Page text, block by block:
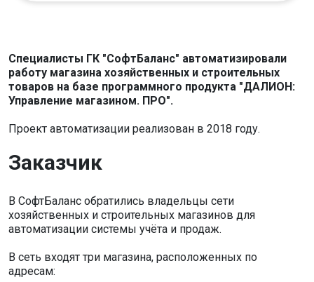
Специалисты ГК "СофтБаланс" автоматизировали
работу магазина хозяйственных и строительных
товаров на базе программного продукта "ДАЛИОН:
Управление магазином. ПРО".
Проект автоматизации реализован в 2018 году.
Заказчик
В СофтБаланс обратились владельцы сети
хозяйственных и строительных магазинов для
автоматизации системы учёта и продаж.
В сеть входят три магазина, расположенных по
адресам: